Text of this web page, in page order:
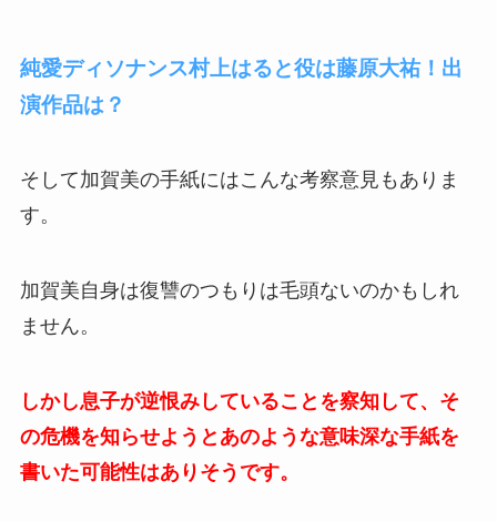
純愛ディソナンス村上はると役は藤原大祐！出
演作品は？
そして加賀美の手紙にはこんな考察意見もありま
す。
加賀美自身は復讐のつもりは毛頭ないのかもしれ
ません。
しかし息子が逆恨みしていることを察知して、そ
の危機を知らせようとあのような意味深な手紙を
書いた可能性はありそうです。